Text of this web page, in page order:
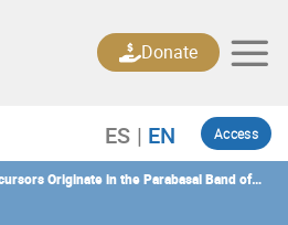
Access
Donate
Originate in the Parabasal Band of